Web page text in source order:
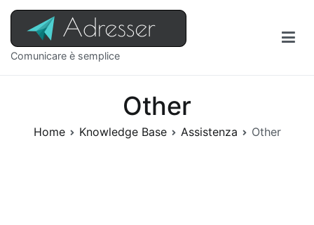
Comunicare è semplice
Other
Home Knowledge Base Assistenza Other